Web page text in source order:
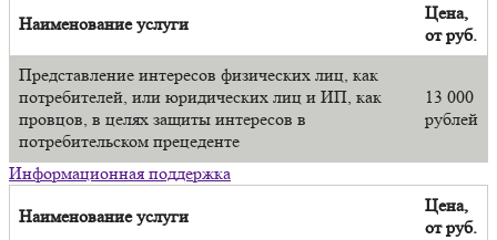
Наименование услуги
Цена,
от руб.
Представление интересов физических лиц, как
потребителей, или юридических лиц и ИП, как
провцов, в целях защиты интересов в
потребительском прецеденте
13 000
рублей
Информационная поддержка
Наименование услуги
Цена,
от руб.